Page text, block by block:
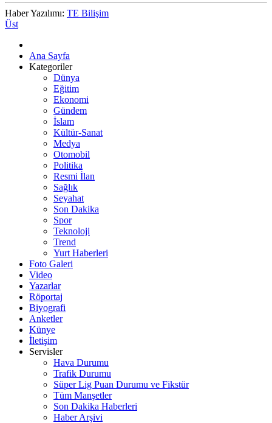
Haber Yazılımı: TE Bilişim
Üst
Ana Sayfa
Kategoriler
Dünya
Eğitim
Ekonomi
Gündem
İslam
Kültür-Sanat
Medya
Otomobil
Politika
Resmi İlan
Sağlık
Seyahat
Son Dakika
Spor
Teknoloji
Trend
Yurt Haberleri
Foto Galeri
Video
Yazarlar
Röportaj
Biyografi
Anketler
Künye
İletişim
Servisler
Hava Durumu
Trafik Durumu
Süper Lig Puan Durumu ve Fikstür
Tüm Manşetler
Son Dakika Haberleri
Haber Arşivi